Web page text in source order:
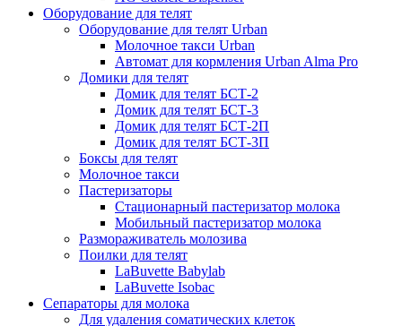
Оборудование для телят
Оборудование для телят Urban
Молочное такси Urban
Автомат для кормления Urban Alma Pro
Домики для телят
Домик для телят БСТ-2
Домик для телят БСТ-3
Домик для телят БСТ-2П
Домик для телят БСТ-3П
Боксы для телят
Молочное такси
Пастеризаторы
Стационарный пастеризатор молока
Мобильный пастеризатор молока
Размораживатель молозива
Поилки для телят
LaBuvette Babylab
LaBuvette Isobac
Сепараторы для молока
Для удаления соматических клеток